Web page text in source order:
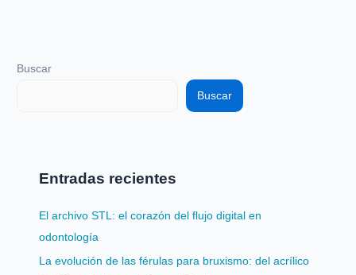
Buscar
Buscar
Entradas recientes
El archivo STL: el corazón del flujo digital en
odontología
La evolución de las férulas para bruxismo: del acrílico